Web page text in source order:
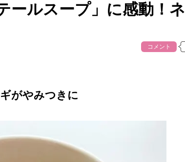
ールスープ」に感動！ネ
コメント
がやみつきに